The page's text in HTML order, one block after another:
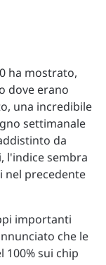
ha mostrato,
dove erano
una incredibile
settimanale
da
l'indice sembra
nel precedente
importanti
che le
100% sui chip